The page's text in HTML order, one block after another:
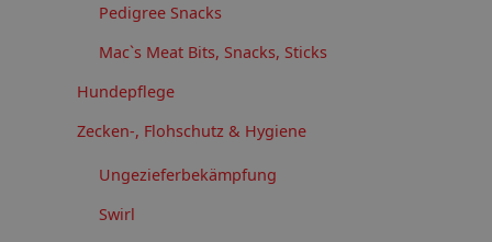
Pedigree Snacks
Mac`s Meat Bits, Snacks, Sticks
Hundepflege
Zecken-, Flohschutz & Hygiene
Ungezieferbekämpfung
Swirl